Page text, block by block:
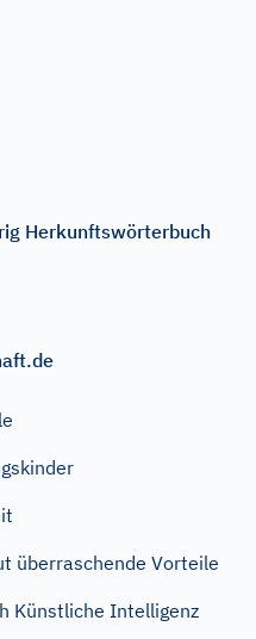
Herkunftswörterbuch
überraschende Vorteile
Künstliche Intelligenz